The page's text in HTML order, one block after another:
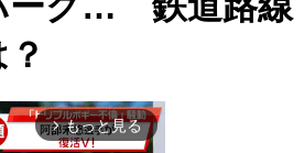
arrow_forward_ios もっと見る